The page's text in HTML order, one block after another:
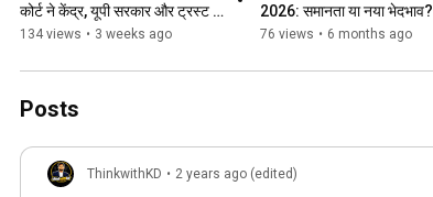
कोर्ट ने केंद्र, यूपी सरकार और ट्रस्ट
को भेजा नोटिस
134 views • 3 weeks ago
2026: समानता या नया भेदभाव?
76 views • 6 months ago
Posts
ThinkwithKD • 2 years ago (edited)